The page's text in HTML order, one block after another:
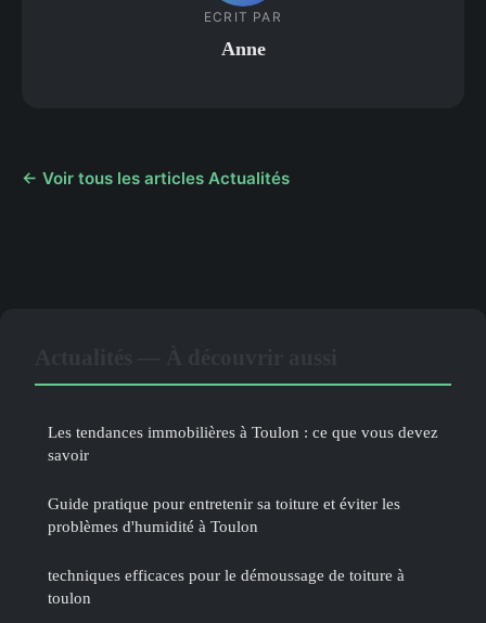
ECRIT PAR
Anne
← Voir tous les articles Actualités
Les tendances immobilières à Toulon : ce que vous devez
savoir
Guide pratique pour entretenir sa toiture et éviter les
problèmes d'humidité à Toulon
techniques efficaces pour le démoussage de toiture à
toulon